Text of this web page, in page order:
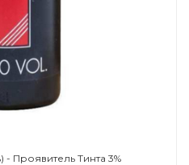
- Проявитель Тинта 3%